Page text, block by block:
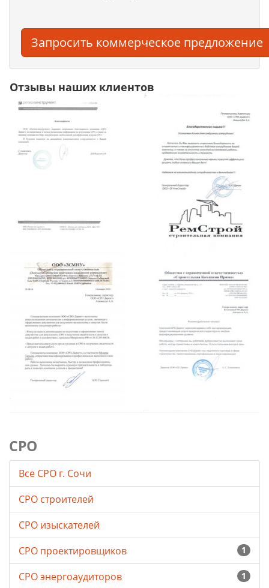
Запросить коммерческое предложение
Отзывы наших клиентов
СРО
Все СРО г. Сочи
СРО строителей
СРО изыскателей
1
СРО проектировщиков
1
СРО энергоаудиторов